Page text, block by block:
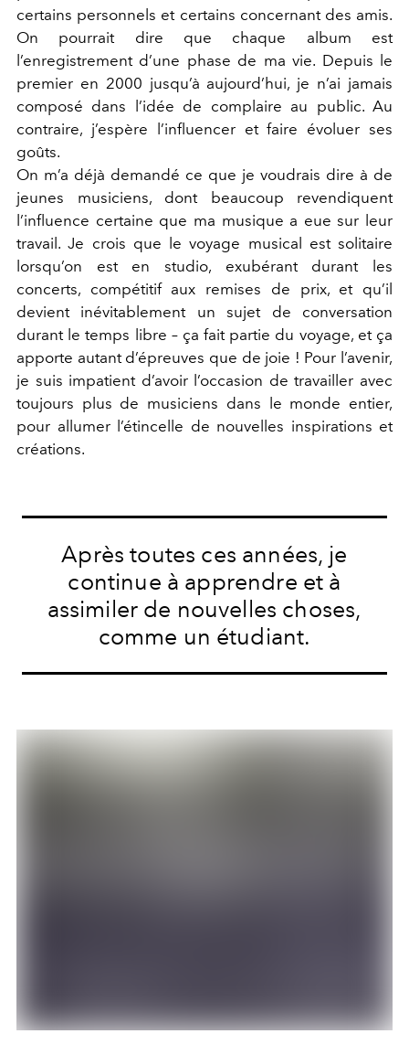
certains personnels et certains concernant des amis.
On pourrait dire que chaque album est
l’enregistrement d’une phase de ma vie. Depuis le
premier en 2000 jusqu’à aujourd’hui, je n’ai jamais
composé dans l’idée de complaire au public. Au
contraire, j’espère l’influencer et faire évoluer ses
goûts.
On m’a déjà demandé ce que je voudrais dire à de
jeunes musiciens, dont beaucoup revendiquent
l’influence certaine que ma musique a eue sur leur
travail. Je crois que le voyage musical est solitaire
lorsqu’on est en studio, exubérant durant les
concerts, compétitif aux remises de prix, et qu’il
devient inévitablement un sujet de conversation
durant le temps libre – ça fait partie du voyage, et ça
apporte autant d’épreuves que de joie ! Pour l’avenir,
je suis impatient d’avoir l’occasion de travailler avec
toujours plus de musiciens dans le monde entier,
pour allumer l’étincelle de nouvelles inspirations et
créations.
Après toutes ces années, je
continue à apprendre et à
assimiler de nouvelles choses,
comme un étudiant.